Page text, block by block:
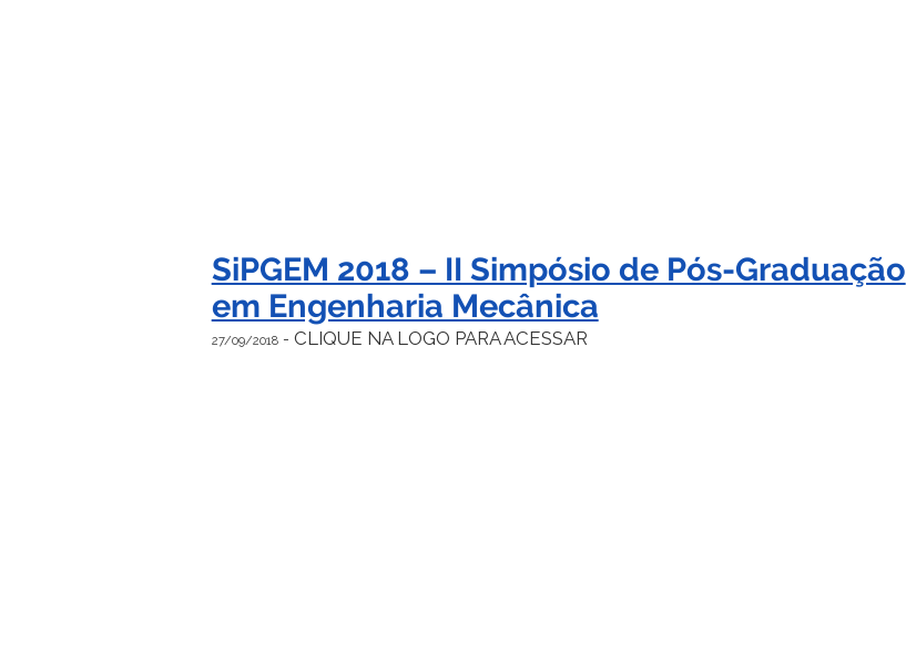
SiPGEM 2018 – II Simpósio de Pós-Graduação
em Engenharia Mecânica
27/09/2018- CLIQUE NA LOGO PARA ACESSAR